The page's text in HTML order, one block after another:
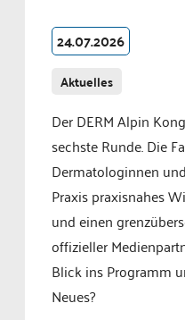
24.07.2026
Aktuelles
Der DERM Alpin
sechste Runde. Die
Dermatologinnen
Praxis praxisnahes
und einen
offizieller
Blick ins Programm
Neues?